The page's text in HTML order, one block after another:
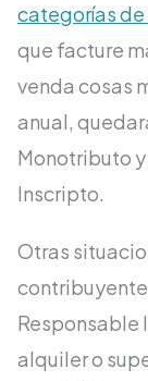
categorías
que facture
venda cosas
anual,
Monotributo
Inscripto.
Otras
Responsable
alquiler o